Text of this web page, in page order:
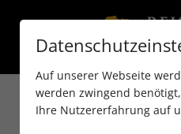
Auf unserer Webseite
werden zwingend
Ihre Nutzererfahrung auf